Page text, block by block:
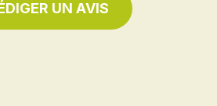
UN AVIS